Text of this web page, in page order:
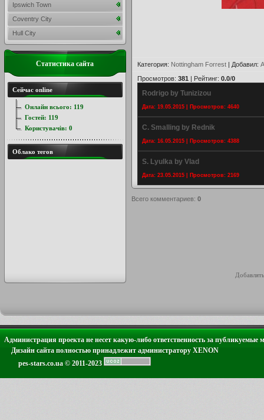
Категория: Nottingham Forrest | Добавил:
Просмотров: 381 | Рейтинг: 0.0/0
Rodrigo by Tunizizou
Дата: 19.05.2015 | Просмотров: 4640
C. Smalling by Rednik
Дата: 16.05.2015 | Просмотров: 4388
S. Lyulka by Vlad
Дата: 23.05.2015 | Просмотров: 2169
Всего комментариев: 0
Ipswich Town
Coventry City
Hull City
Статистика сайта
Сейчас online
Онлайн всього: 119
Гостей: 119
Користувачів: 0
Облако тегов
Администрация проекта не несет какую-либо ответственность за публикуемые
Дизайн сайта полностью принадлежит администратору XENON
pes-stars.co.ua © 2011-2023